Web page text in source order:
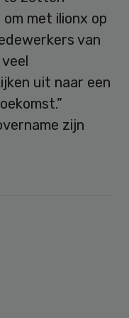
met ilionx op
van
uit naar een
zijn